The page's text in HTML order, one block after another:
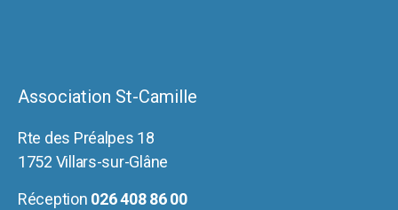
Association St-Camille
Rte des Préalpes 18
1752 Villars-sur-Glâne
Réception 026 408 86 00